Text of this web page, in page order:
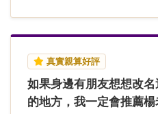
真實親算好評
如果身邊有朋友想想改
的地方，我一定會推薦